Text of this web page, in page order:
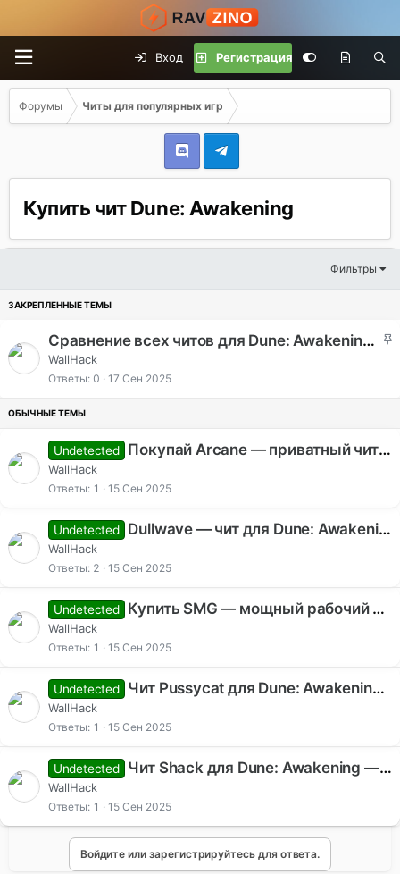
Вход Регистрация
Форумы Читы для популярных игр
Купить чит Dune: Awakening
Фильтры
З
Сравнение всех читов для Dune: Awakening 2025 - рейтинг и анализ
WallHack
Ответы 0 17 Сен 2025
Undetected Покупай Arcane — приватный чит для Dune: Awakening
WallHack
Ответы 1 15 Сен 2025
Undetected Dullwave — чит для Dune: Awakening с продвинутым ESP и аим-системой
WallHack
Ответы 2 15 Сен 2025
Undetected Купить SMG — мощный рабочий чит игры для Dune: Awakening
WallHack
Ответы 1 15 Сен 2025
Undetected Чит Pussycat для Dune: Awakening — приватный софт с Aimbot, ESP и Radar
WallHack
Ответы 1 15 Сен 2025
Undetected Чит Shack для Dune: Awakening — приватный софт с Aimbot, ESP и поддержкой OBS
WallHack
Ответы 1 15 Сен 2025
Войдите или зарегистрируйтесь для ответа.